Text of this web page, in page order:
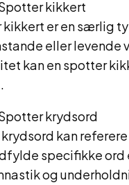
kikkert
kikkert er en særlig
eller levende
kan en spotter
krydsord
kan
specifikke
og